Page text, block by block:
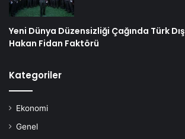
Yeni Dünya Düzensizliği Çağında Türk
Hakan Fidan Faktörü
Kategoriler
Ekonomi
Genel